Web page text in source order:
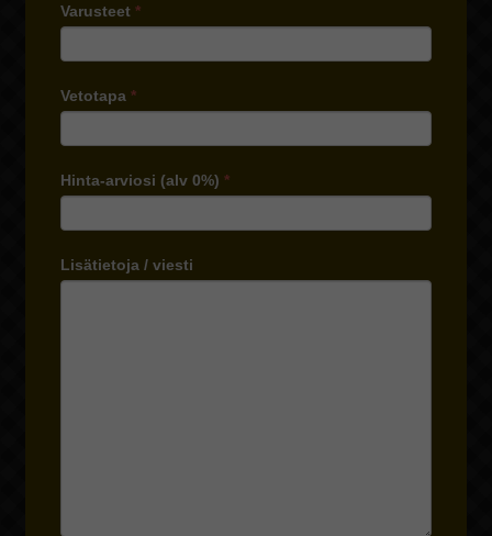
Varusteet *
Vetotapa *
Hinta-arviosi (alv 0%) *
Lisätietoja / viesti